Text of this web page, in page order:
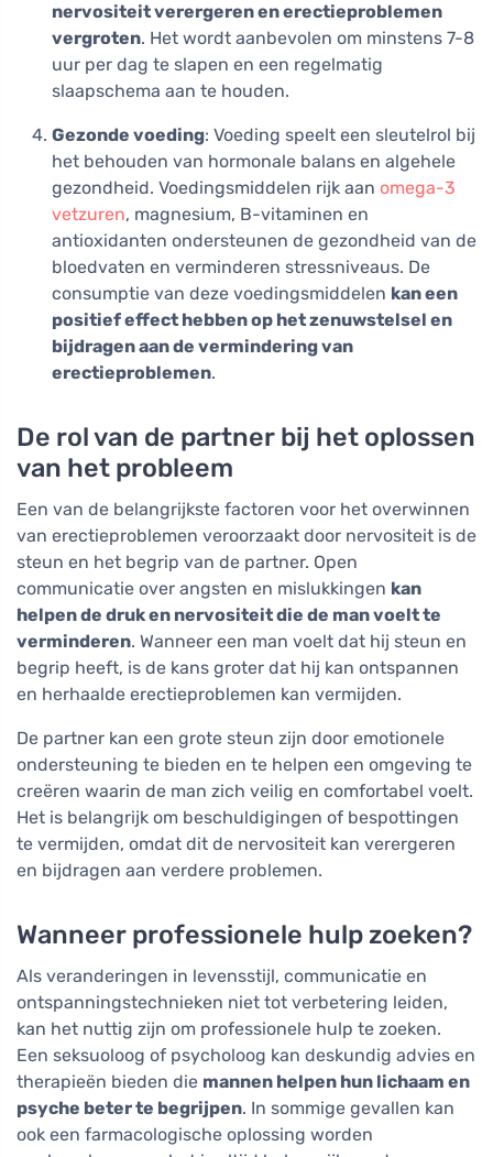
nervositeit verergeren en erectieproblemen
vergroten. Het wordt aanbevolen om minstens 7-8
uur per dag te slapen en een regelmatig
slaapschema aan te houden.
Gezonde voeding: Voeding speelt een sleutelrol bij
het behouden van hormonale balans en algehele
gezondheid. Voedingsmiddelen rijk aan omega-3
vetzuren, magnesium, B-vitaminen en
antioxidanten ondersteunen de gezondheid van de
bloedvaten en verminderen stressniveaus. De
consumptie van deze voedingsmiddelen kan een
positief effect hebben op het zenuwstelsel en
bijdragen aan de vermindering van
erectieproblemen.
De rol van de partner bij het oplossen
van het probleem
Een van de belangrijkste factoren voor het overwinnen
van erectieproblemen veroorzaakt door nervositeit is de
steun en het begrip van de partner. Open
communicatie over angsten en mislukkingen kan
helpen de druk en nervositeit die de man voelt te
verminderen. Wanneer een man voelt dat hij steun en
begrip heeft, is de kans groter dat hij kan ontspannen
en herhaalde erectieproblemen kan vermijden.
De partner kan een grote steun zijn door emotionele
ondersteuning te bieden en te helpen een omgeving te
creëren waarin de man zich veilig en comfortabel voelt.
Het is belangrijk om beschuldigingen of bespottingen
te vermijden, omdat dit de nervositeit kan verergeren
en bijdragen aan verdere problemen.
Wanneer professionele hulp zoeken?
Als veranderingen in levensstijl, communicatie en
ontspanningstechnieken niet tot verbetering leiden,
kan het nuttig zijn om professionele hulp te zoeken.
Een seksuoloog of psycholoog kan deskundig advies en
therapieën bieden die mannen helpen hun lichaam en
psyche beter te begrijpen. In sommige gevallen kan
ook een farmacologische oplossing worden